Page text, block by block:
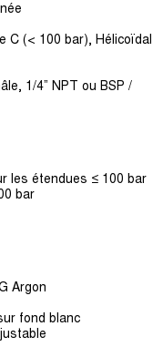
C (< 100 bar), Hélicoïdal
1/4” NPT ou BSP /
les étendues ≤ 100 bar
bar
Argon
fond blanc